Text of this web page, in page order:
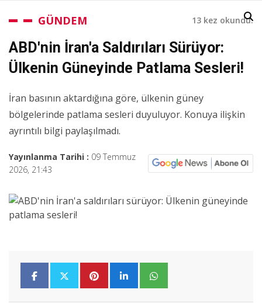
GÜNDEM 13 kez okundu.
ABD'nin İran'a Saldırıları Sürüyor:
Ülkenin Güneyinde Patlama Sesleri!
İran basının aktardığına göre, ülkenin güney
bölgelerinde patlama sesleri duyuluyor. Konuya ilişkin
ayrıntılı bilgi paylaşılmadı.​​​​​​​
Yayınlanma Tarihi : 09 Temmuz
2026, 21:43